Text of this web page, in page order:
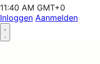
11:40 AM GMT+0
Inloggen Aanmelden